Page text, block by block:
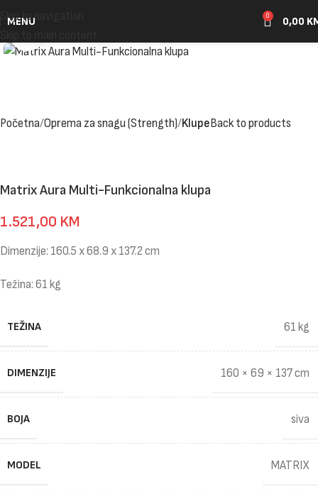
Skip to navigation
MENU 0 0,00
Početna Oprema za snagu (Strength) KlupeBack to products
Matrix Aura Multi-Funkcionalna klupa
1.521,00 KM
Dimenzije: 160.5 x 68.9 x 137.2 cm
Težina: 61 kg
TEŽINA 61 kg
DIMENZIJE 160 × 69 × 137 cm
BOJA siva
MODEL MATRIX